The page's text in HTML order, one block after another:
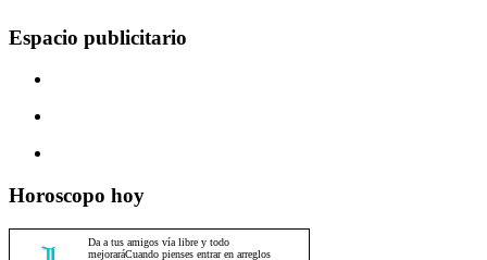
Espacio publicitario
Horoscopo hoy